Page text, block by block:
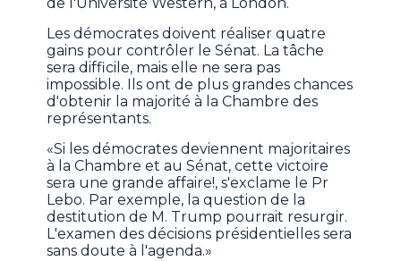
Les démocrates doivent réaliser quatre
gains pour contrôler le Sénat. La tâche
sera difficile, mais elle ne sera pas
impossible. Ils ont de plus grandes chances
d'obtenir la majorité à la Chambre des
représentants.
«Si les démocrates deviennent majoritaires
à la Chambre et au Sénat, cette victoire
sera une grande affaire!, s'exclame le Pr
Lebo. Par exemple, la question de la
destitution de M. Trump pourrait resurgir.
L'examen des décisions présidentielles sera
sans doute à l'agenda.»